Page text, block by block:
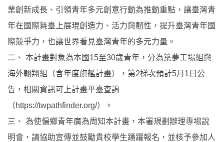
業創新成長、引領青年多元創意行動為推動重點，讓臺灣青
年在國際舞臺上展現創造力、活力與韌性，提升臺灣青年國
際競爭力，也讓世界看見臺灣青年的多元力量。
二、 本計畫對象為本國15至30歲青年，分為築夢工場組與
海外翱翔組（含年度旗艦計畫），第2梯次預計5月1日公
告，相關資訊可上計畫平臺查詢
（https://twpathfinder.org/）。
三、 為使偏鄉青年廣為周知本計畫，本署規劃辦理專場說
明會，請協助宣傳並鼓勵貴校學生踴躍報名，並核予參加人